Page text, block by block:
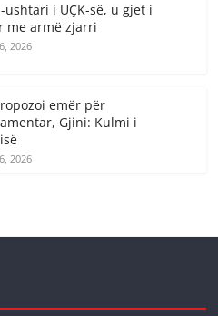
ushtari i UÇK-së, u gjet i
me armë zjarri
2026
emër për
Gjini: Kulmi i
2026